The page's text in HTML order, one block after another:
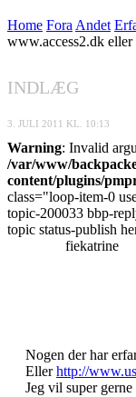
Home Fora Andet
www.access2.dk eller
INDLÆG
3. JULI 2011 KL. 10:13
Warning: Invalid
/var/www/
content/plugins/
class="loop-item-0
topic-200033 bbp-
topic status-publish
fiekatrine
Nogen der har
Ellerhttp://
Jeg vil super